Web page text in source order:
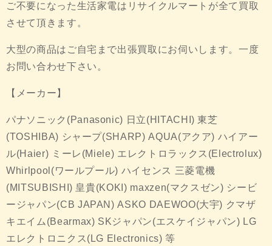
ご不要になった生活家電はリサイクルマートが全て買取
させて頂きます。
大型の商品はご自宅まで出張買取にお伺いします。一度
お問い合わせ下さい。
【メーカー】
パナソニック(Panasonic) 日立(HITACHI) 東芝
(TOSHIBA) シャープ(SHARP) AQUA(アクア) ハイアー
ル(Haier) ミーレ(Miele) エレクトロラックス(Electrolux)
Whirlpool(ワールプール) ハイセンス 三菱電機
(MITSUBISHI) 皇貴(KOKI) maxzen(マクスゼン) シービ
ージャパン(CB JAPAN) ASKO DAEWOO(大宇) クマザ
キエイム(Bearmax) SKジャパン(エスケイジャパン) LG
エレクトロニクス(LG Electronics) 等